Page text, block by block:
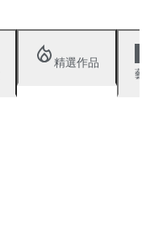
精選作品